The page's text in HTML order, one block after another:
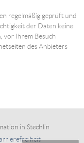
regelmäßig geprüft und
der Daten keine
vor Ihrem Besuch
des Anbieters
in Stechlin